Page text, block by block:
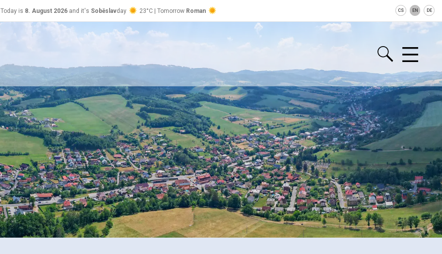
Today is 8. August 2026and it's Soběslavday 23°C | Tomorrow Roman
26°C
CS EN DE